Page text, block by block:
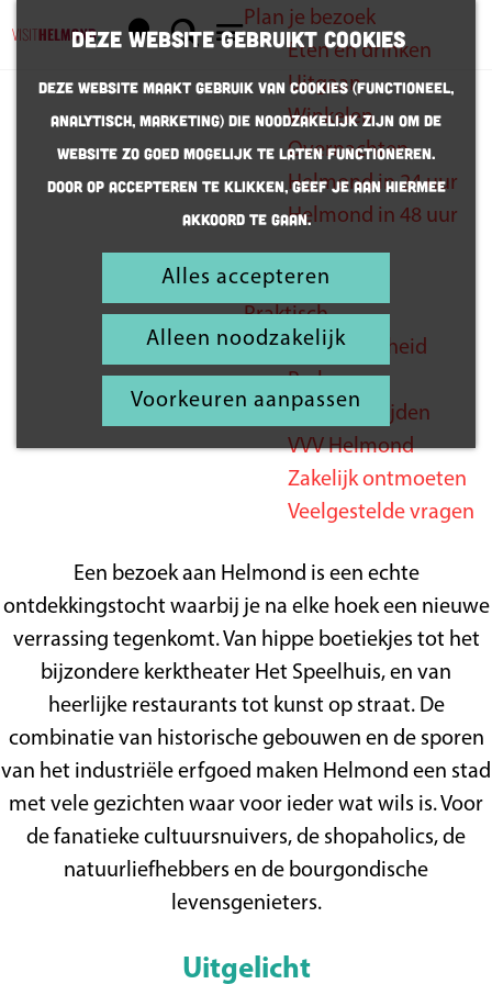
Deze website gebruikt cookies
Deze website maakt gebruik van cookies (Functioneel,
Analytisch, Marketing) die noodzakelijk zijn om de
website zo goed mogelijk te laten functioneren.
Door op accepteren te klikken, geef je aan hiermee
akkoord te gaan.
Alles accepteren
Alleen noodzakelijk
Voorkeuren aanpassen
K
a
r
t
Z
e
k
e
n
e
n
u
Plan je bezoek
Eten en drinken
Uitgaan
Winkelen
Overnachten
Helmond in 24 uur
Helmond in 48 uur
Inspiratie
Praktisch
Bereikbaarheid
Parkeren
Openingstijden
VVV Helmond
Zakelijk ontmoeten
Veelgestelde vragen
Helmond
gemaakt om
te
ontdekken
Een bezoek aan Helmond is een echte
ontdekkingstocht waarbij je na elke hoek een nieuwe
verrassing tegenkomt. Van hippe boetiekjes tot het
bijzondere kerktheater Het Speelhuis, en van
heerlijke restaurants tot kunst op straat. De
combinatie van historische gebouwen en de sporen
van het industriële erfgoed maken Helmond een stad
met vele gezichten waar voor ieder wat wils is. Voor
de fanatieke cultuursnuivers, de shopaholics, de
natuurliefhebbers en de bourgondische
levensgenieters.
Uitgelicht